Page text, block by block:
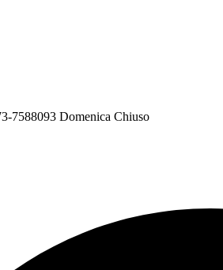
7588093 Domenica Chiuso